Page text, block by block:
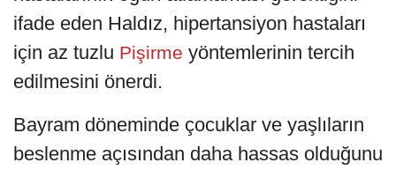
ifade eden Haldız, hipertansiyon hastaları
için az tuzlu Pişirme yöntemlerinin tercih
edilmesini önerdi.
Bayram döneminde çocuklar ve yaşlıların
beslenme açısından daha hassas olduğunu